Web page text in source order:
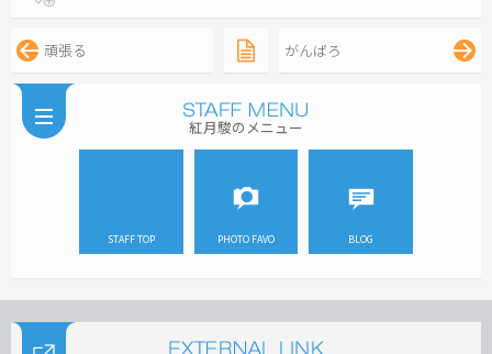
頑張る がんばろ
紅月駿のメニュー
STAFF TOP PHOTO FAVO BLOG